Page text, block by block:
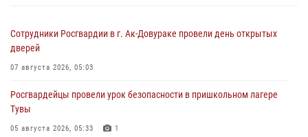
Сотрудники Росгвардии в г. Ак-Довураке провели день открытых
дверей
07 августа 2026, 05:03
Росгвардейцы провели урок безопасности в пришкольном лагере
Тувы
05 августа 2026, 05:33 1